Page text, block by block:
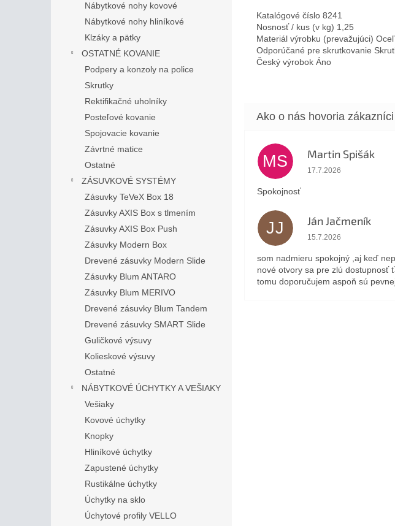
Nábytkové nohy kovové
Nábytkové nohy hliníkové
Klzáky a pätky
OSTATNÉ KOVANIE
Podpery a konzoly na police
Skrutky
Rektifikačné uholníky
Posteľové kovanie
Spojovacie kovanie
Závrtné matice
Ostatné
ZÁSUVKOVÉ SYSTÉMY
Zásuvky TeVeX Box 18
Zásuvky AXIS Box s tlmením
Zásuvky AXIS Box Push
Zásuvky Modern Box
Drevené zásuvky Modern Slide
Zásuvky Blum ANTARO
Zásuvky Blum MERIVO
Drevené zásuvky Blum Tandem
Drevené zásuvky SMART Slide
Guličkové výsuvy
Kolieskové výsuvy
Ostatné
NÁBYTKOVÉ ÚCHYTKY A VEŠIAKY
Vešiaky
Kovové úchytky
Knopky
Hliníkové úchytky
Zapustené úchytky
Rustikálne úchytky
Úchytky na sklo
Úchytové profily VELLO
Katalógové číslo 8241
Nosnosť / kus (v kg) 1,25
Materiál výrobku (prevažujúci) Oceľ
Odporúčané pre skrutkovanie
Český výrobok Áno
MS Martin Spišák
Hodnotenie obchodu
17.7.2026
Spokojnosť
JJ Ján Jačmeník
Hodnotenie obchodu
15.7.2026
som nadmieru spokojný ,aj keď
nové otvory sa pre zlú dostupnosť
tomu doporučujem aspoň sú